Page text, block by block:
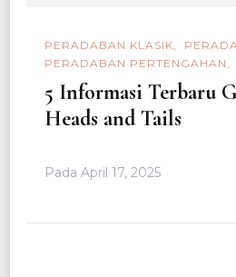
PERADABAN KLASIK
PERADABAN PERTENGAHAN
5 Informasi Terbaru
Heads and Tails
Pada April 17, 2025